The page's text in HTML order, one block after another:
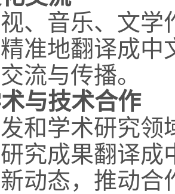
、音乐、文学
准地翻译成中
流与传播。
与技术合作
和学术研究领
究成果翻译成
动态，推动合